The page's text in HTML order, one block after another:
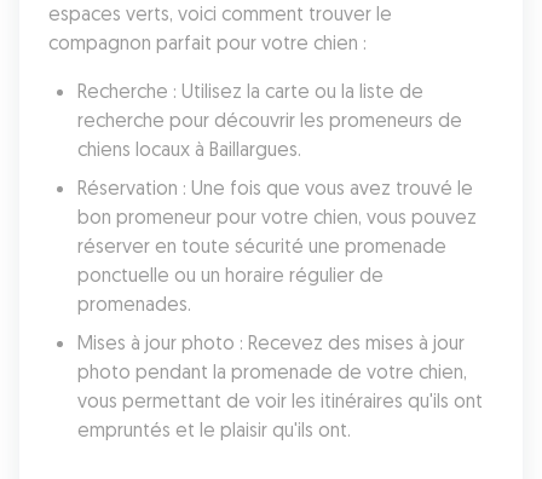
espaces verts, voici comment trouver le
compagnon parfait pour votre chien :
Recherche : Utilisez la carte ou la liste de
recherche pour découvrir les promeneurs de
chiens locaux à Baillargues.
Réservation : Une fois que vous avez trouvé le
bon promeneur pour votre chien, vous pouvez
réserver en toute sécurité une promenade
ponctuelle ou un horaire régulier de
promenades.
Mises à jour photo : Recevez des mises à jour
photo pendant la promenade de votre chien,
vous permettant de voir les itinéraires qu'ils ont
empruntés et le plaisir qu'ils ont.